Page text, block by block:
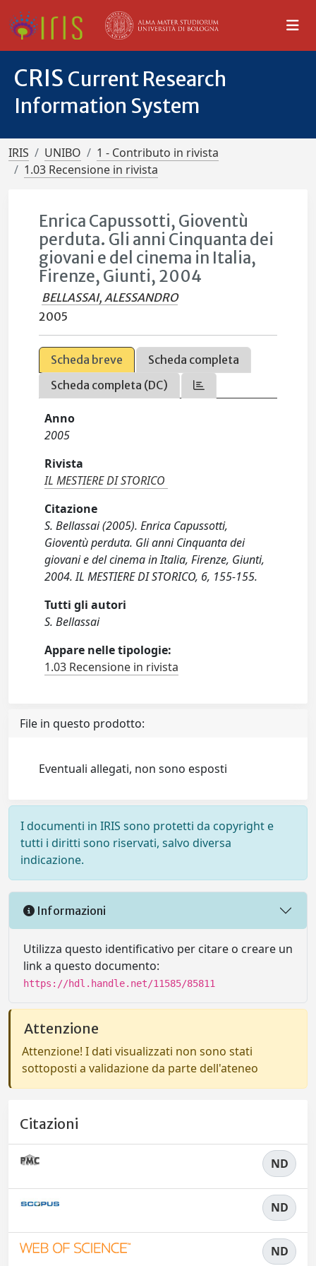
CRIS Current Research
Information System
IRIS UNIBO
1 - Contributo in rivista
1.03 Recensione in rivista
Enrica Capussotti, Gioventù
perduta. Gli anni Cinquanta dei
giovani e del cinema in Italia,
Firenze, Giunti, 2004
BELLASSAI, ALESSANDRO
2005
Scheda breve
Scheda completa
Scheda completa (DC)
Anno
2005
Rivista
IL MESTIERE DI STORICO
Citazione
S. Bellassai (2005). Enrica Capussotti,
Gioventù perduta. Gli anni Cinquanta dei
giovani e del cinema in Italia, Firenze, Giunti,
2004. IL MESTIERE DI STORICO, 6, 155-155.
Tutti gli autori
S. Bellassai
Appare nelle tipologie:
1.03 Recensione in rivista
File in questo prodotto:
Eventuali allegati, non sono esposti
I documenti in IRIS sono protetti da copyright e
tutti i diritti sono riservati, salvo diversa
indicazione.
Informazioni
Utilizza questo identificativo per citare o creare un
link a questo documento:
https://hdl.handle.net/11585/85811
Attenzione
Attenzione! I dati visualizzati non sono stati
sottoposti a validazione da parte dell'ateneo
Citazioni
ND
ND
ND